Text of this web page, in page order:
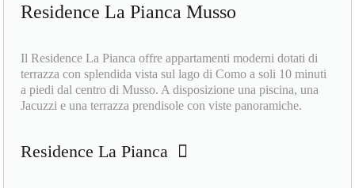
Residence La Pianca Musso
Il Residence La Pianca offre appartamenti moderni dotati di
terrazza con splendida vista sul lago di Como a soli 10 minuti
a piedi dal centro di Musso. A disposizione una piscina, una
Jacuzzi e una terrazza prendisole con viste panoramiche.
Residence La Pianca